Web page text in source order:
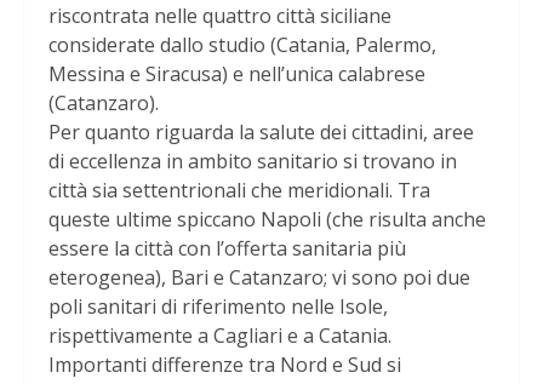
riscontrata nelle quattro città siciliane
considerate dallo studio (Catania, Palermo,
Messina e Siracusa) e nell’unica calabrese
(Catanzaro).
Per quanto riguarda la salute dei cittadini, aree
di eccellenza in ambito sanitario si trovano in
città sia settentrionali che meridionali. Tra
queste ultime spiccano Napoli (che risulta anche
essere la città con l’offerta sanitaria più
eterogenea), Bari e Catanzaro; vi sono poi due
poli sanitari di riferimento nelle Isole,
rispettivamente a Cagliari e a Catania.
Importanti differenze tra Nord e Sud si